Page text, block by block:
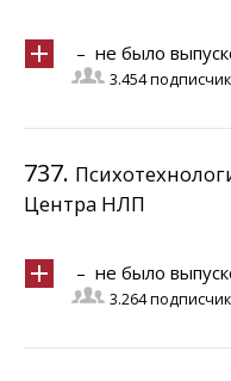
– не было
3.454
737.
Центра НЛП
– не было
3.264